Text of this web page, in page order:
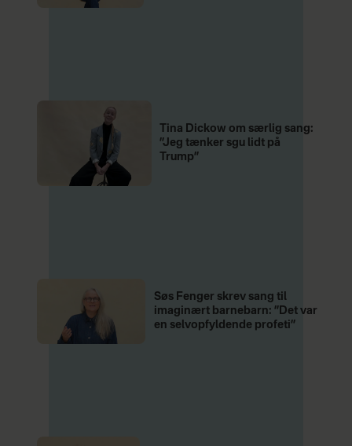
Tina Dickow om særlig sang:
”Jeg tænker sgu lidt på
Trump”
Søs Fenger skrev sang til
imaginært barnebarn: ”Det var
en selvopfyldende profeti”